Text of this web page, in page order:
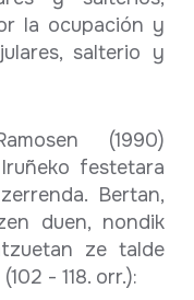
la ocupación y
salterio y
(1990)
festetara
Bertan,
duen, nondik
ze talde
- 118. orr.):